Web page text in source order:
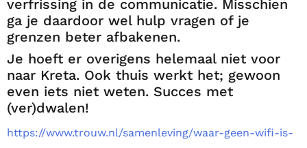
verfrissing in de communicatie. Misschien
ga je daardoor wel hulp vragen of je
grenzen beter afbakenen.
Je hoeft er overigens helemaal niet voor
naar Kreta. Ook thuis werkt het; gewoon
even iets niet weten. Succes met
(ver)dwalen!
https://www.trouw.nl/samenleving/waar-geen-wifi-is-